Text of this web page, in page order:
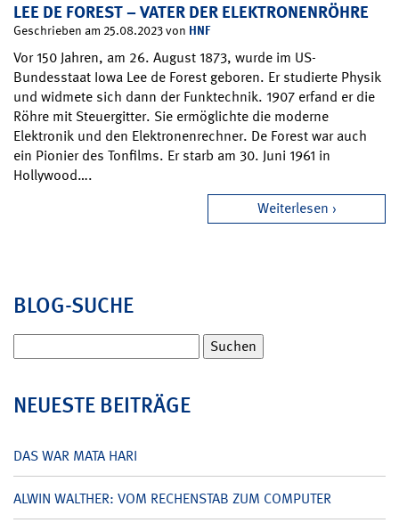
LEE DE FOREST – VATER DER ELEKTRONENRÖHRE
Geschrieben am 25.08.2023 von HNF
Vor 150 Jahren, am 26. August 1873, wurde im US-
Bundesstaat Iowa Lee de Forest geboren. Er studierte Physik
und widmete sich dann der Funktechnik. 1907 erfand er die
Röhre mit Steuergitter. Sie ermöglichte die moderne
Elektronik und den Elektronenrechner. De Forest war auch
ein Pionier des Tonfilms. Er starb am 30. Juni 1961 in
Hollywood….
Weiterlesen
BLOG-SUCHE
nach:
NEUESTE BEITRÄGE
DAS WAR MATA HARI
ALWIN WALTHER: VOM RECHENSTAB ZUM COMPUTER